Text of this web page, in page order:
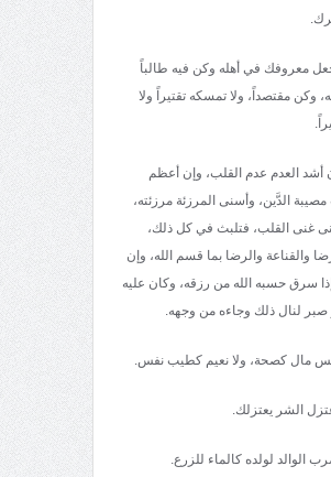
معروفك في أهله وكن فيه طالباً
وكن مقتصداً، ولا تمسكه تقتيراً ولا
أشد العدم عدم القلب، وإن أعظم
الدَّين، وأسنى المرزئة مرزئته،
غنى القلب، فتلبث في كل ذلك،
والقناعة والرضا بما قسم الله، وإن
سرق حسبه الله من رزقه، وكان عليه
صبر لنال ذلك وجاءه من وجهه.
مال كصحة، ولا نعيم كطيب نفس.
الشر يعتزلك.
الوالد لولده كالماء للزرع.